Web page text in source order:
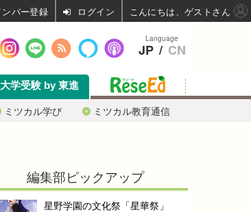
ミツカル学び ミツカル教育通信
大学受験 by 東進
編集部ピックアップ
星野学園の文化祭「星華祭」
Language
JP / CN
ログイン こんにちは、ゲストさん